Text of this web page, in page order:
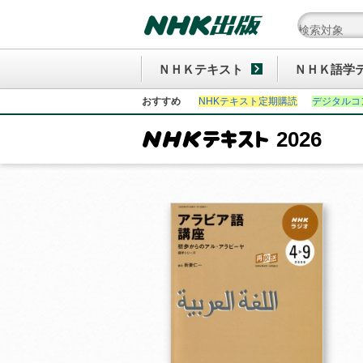
ＮＨＫテキスト ＮＨＫ語学
おすすめ NHKテキスト定期購読 デジタル
2026